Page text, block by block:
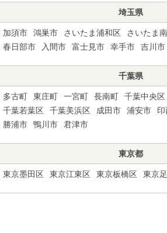
埼玉県
加須市 鴻巣市 さいたま浦和区 さいたま
春日部市
入間市 富士見市 幸手市 吉川市
千葉県
多古町 東庄町 一宮町 長南町 千葉中央区
千葉若葉区
千葉美浜区 成田市 浦安市
勝浦市
鴨川市 君津市
東京都
東京墨田区 東京江東区 東京板橋区 東京